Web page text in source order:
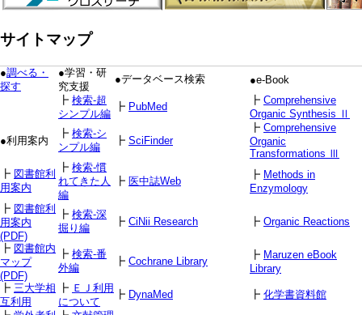
サイトマップ
●調べる・
探す
●学習・研
究支援
●データベース検索
●e-Book
┣ 検索-超
シンプル編
┣ PubMed
┣ Comprehensive
Organic Synthesis Ⅱ
●利用案内
┣ 検索-シ
ンプル編
┣ SciFinder
┣ Comprehensive
Organic
Transformations Ⅲ
┣ 図書館利
用案内
┣ 検索-慣
れてきた人
編
┣ 医中誌Web
┣ Methods in
Enzymology
┣ 図書館利
用案内
(PDF)
┣ 検索-深
掘り編
┣ CiNii Research ┣ Organic Reactions
┣ 図書館内
マップ
(PDF)
┣ 検索-番
外編
┣ Cochrane Library
┣ Maruzen eBook
Library
┣ 三大学相
互利用
┣ ＥＪ利用
について
┣ DynaMed ┣ 化学書資料館